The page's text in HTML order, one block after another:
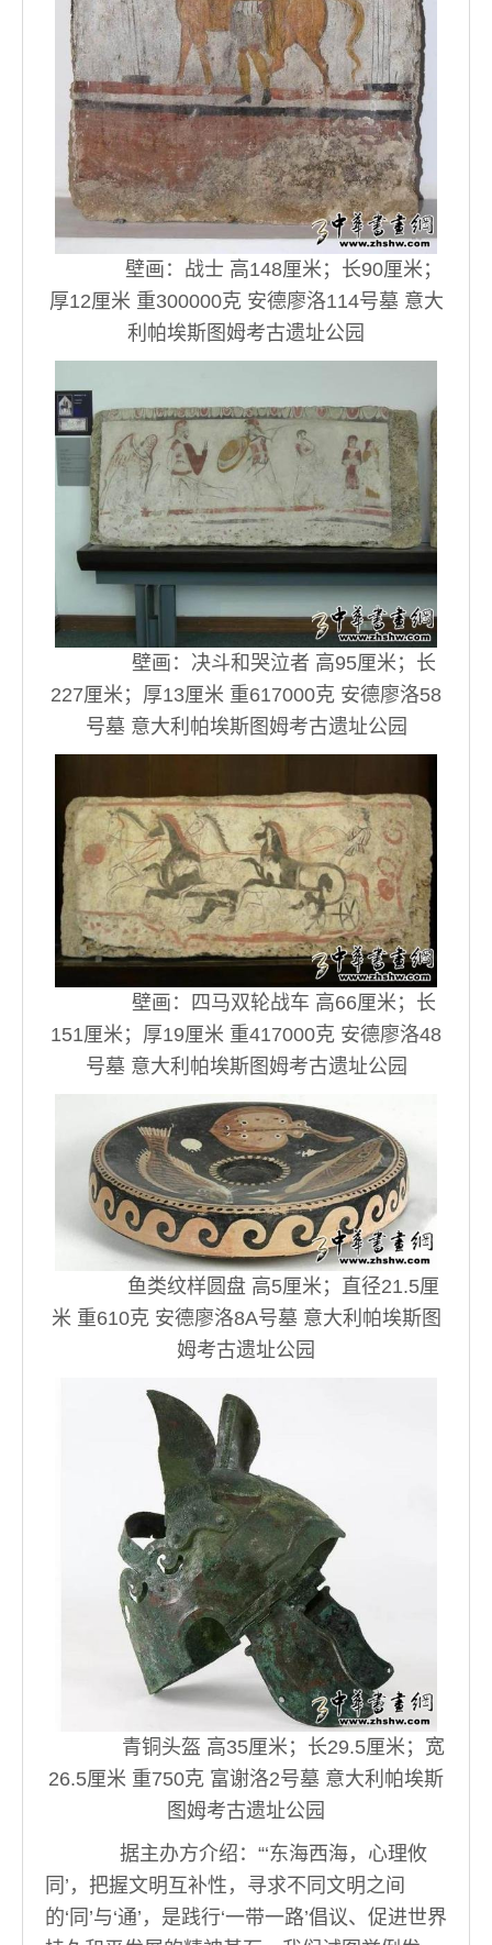
壁画：战士 高148厘米；长90厘米；
厚12厘米 重300000克 安德廖洛114号墓 意大
利帕埃斯图姆考古遗址公园
壁画：决斗和哭泣者 高95厘米；长
227厘米；厚13厘米 重617000克 安德廖洛58
号墓 意大利帕埃斯图姆考古遗址公园
壁画：四马双轮战车 高66厘米；长
151厘米；厚19厘米 重417000克 安德廖洛48
号墓 意大利帕埃斯图姆考古遗址公园
鱼类纹样圆盘 高5厘米；直径21.5厘
米 重610克 安德廖洛8A号墓 意大利帕埃斯图
姆考古遗址公园
青铜头盔 高35厘米；长29.5厘米；宽
26.5厘米 重750克 富谢洛2号墓 意大利帕埃斯
图姆考古遗址公园
据主办方介绍：“‘东海西海，心理攸
同’，把握文明互补性，寻求不同文明之间
的‘同’与‘通’，是践行‘一带一路’倡议、促进世界